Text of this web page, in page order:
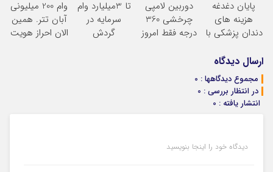
بیشتر
حضوری
پایان دغدغه
هزینه های
دندان پزشکی با
خانگی
دوربین لامپی
چرخشی 360
درجه فقط امروز
تا 3میلیارد وام
سرمایه در
گردش
وام 200 میلیونی
آبان تتر. همین
الان احراز هویت
ارسال دیدگاه
مجموع دیدگاهها : 0
در انتظار بررسی : 0
انتشار یافته : 0
دیدگاه خود را اینجا بنویسید